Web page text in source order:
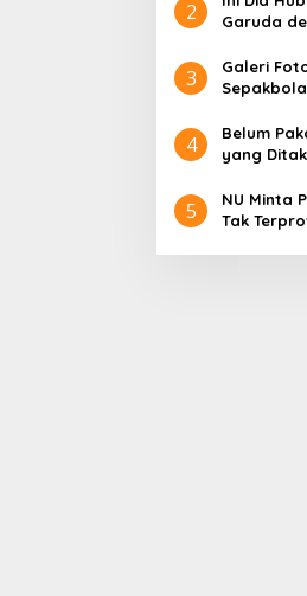
2
Garuda
3
Galeri
4
Belum
yang
5
NU Minta
Tak